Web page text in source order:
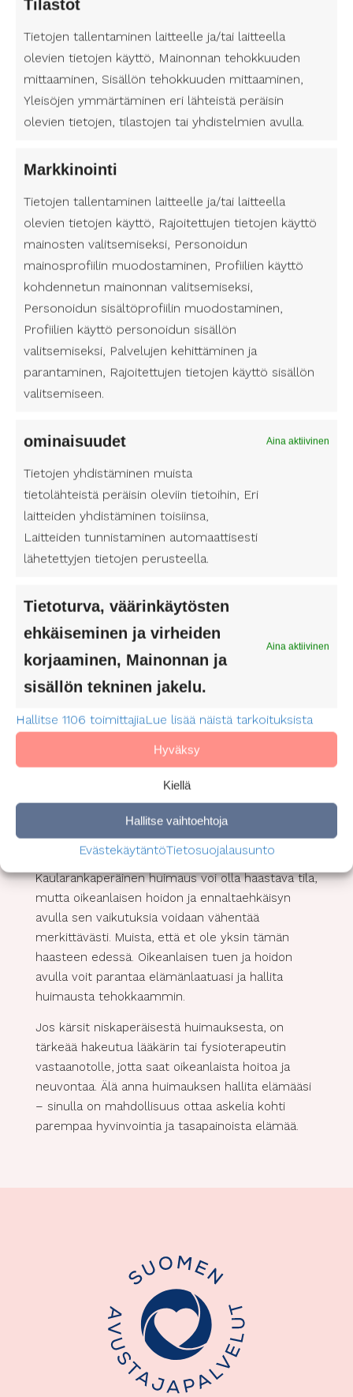
Tilastot
Tietojen tallentaminen laitteelle ja/tai laitteella
olevien tietojen käyttö, Mainonnan tehokkuuden
mittaaminen, Sisällön tehokkuuden mittaaminen,
Yleisöjen ymmärtäminen eri lähteistä peräisin
olevien tietojen, tilastojen tai yhdistelmien avulla.
Markkinointi
Tietojen tallentaminen laitteelle ja/tai laitteella
olevien tietojen käyttö, Rajoitettujen tietojen käyttö
mainosten valitsemiseksi, Personoidun
mainosprofiilin muodostaminen, Profiilien käyttö
kohdennetun mainonnan valitsemiseksi,
Personoidun sisältöprofiilin muodostaminen,
Profiilien käyttö personoidun sisällön
valitsemiseksi, Palvelujen kehittäminen ja
parantaminen, Rajoitettujen tietojen käyttö sisällön
valitsemiseen.
ominaisuudet Aina aktiivinen
Tietojen yhdistäminen muista
tietolähteistä peräisin oleviin tietoihin, Eri
laitteiden yhdistäminen toisiinsa,
Laitteiden tunnistaminen automaattisesti
lähetettyjen tietojen perusteella.
Tietoturva, väärinkäytösten
ehkäiseminen ja virheiden
korjaaminen, Mainonnan ja
sisällön tekninen jakelu.
Aina aktiivinen
Hallitse 1106 toimittajiaLue lisää näistä tarkoituksista
Hyväksy
Kiellä
Hallitse vaihtoehtoja
EvästekäytäntöTietosuojalausunto
voivat auttaa lievittämään kipua ja
lihasjännitystä. Joissakin tapauksissa
voidaan tarvita huimauslääkkeitä.
Asennon korjaaminen
ergonomian huomioiminen voivat vähentää
pitämisen, oikeanlaisen tuolin ja näytön
korkeuden säätämisen.
Niskan ja hartioiden hieronta voi auttaa
lievittämään lihasjännitystä ja parantamaan
verenkiertoa alueella.
Harvinaisissa tapauksissa, jos kaularangan
leikkaus saattaa olla tarpeen.
Ehkäise
kaularankaperäistä
huimausta
monin tavoin:
Hyvä ergonomia : Varmista, että
työskentelyasentosi on ergonomisesti oikein.
Säännöllinen liikunta: Liikunta vahvistaa niskan
ja selän lihaksia, mikä voi vähentää huimauksen
riskiä.
: Rentoutumistekniikat, kuten
jooga tai meditaatio, voivat auttaa
vähentämään niskan lihasjännitystä.
Lopuksi
Kaularankaperäinen huimaus voi olla haastava tila,
mutta oikeanlaisen hoidon ja ennaltaehkäisyn
avulla sen vaikutuksia voidaan vähentää
merkittävästi. Muista, että et ole yksin tämän
haasteen edessä. Oikeanlaisen tuen ja hoidon
avulla voit parantaa elämänlaatuasi ja hallita
huimausta tehokkaammin.
Jos kärsit niskaperäisestä huimauksesta, on
tärkeää hakeutua lääkärin tai fysioterapeutin
vastaanotolle, jotta saat oikeanlaista hoitoa ja
neuvontaa. Älä anna huimauksen hallita elämääsi
– sinulla on mahdollisuus ottaa askelia kohti
parempaa hyvinvointia ja tasapainoista elämää.